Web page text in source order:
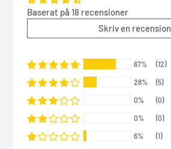
Baserat på 18 recensioner
Skriv en recension
67% (12)
28% (5)
0% (0)
0% (0)
6% (1)